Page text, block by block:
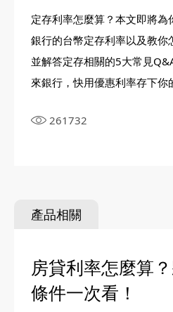
定存利率怎麼算？本文即將
銀行的台幣定存利率以及教你
並解答定存相關的5大常見
來銀行，快用優惠利率存下你
261732
產品相關
房貸利率怎麼算
條件一次看！